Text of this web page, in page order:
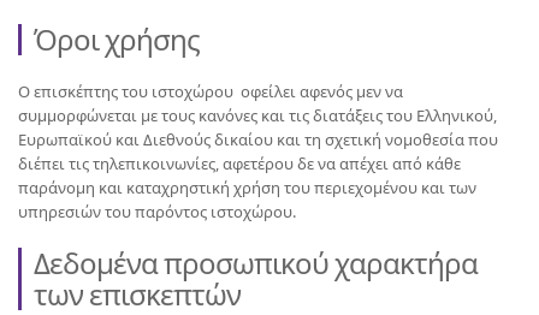
Όροι χρήσης
Ο επισκέπτης του ιστοχώρου οφείλει αφενός μεν να
συμμορφώνεται με τους κανόνες και τις διατάξεις του Ελληνικού,
Ευρωπαϊκού και Διεθνούς δικαίου και τη σχετική νομοθεσία που
διέπει τις τηλεπικοινωνίες, αφετέρου δε να απέχει από κάθε
παράνομη και καταχρηστική χρήση του περιεχομένου και των
υπηρεσιών του παρόντος ιστοχώρου.
Δεδομένα προσωπικού χαρακτήρα
των επισκεπτών